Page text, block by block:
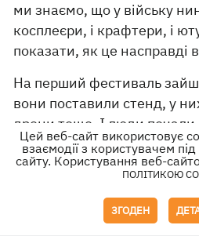
ми знаємо, що у війську
косплеєри, і крафтери, і
показати, як це насправді
На перший фестиваль
вони поставили стенд, у
дрони тощо. І люди почали
ними. На другий день
прийшли в своїх
штурмовиками з “Зоряних
що хлопці були щасливі в
Цей веб-сайт використовує
взаємодії з користувачем
сайту. Користування веб-
ПОЛІТИКОЮ
ЗГОДЕН